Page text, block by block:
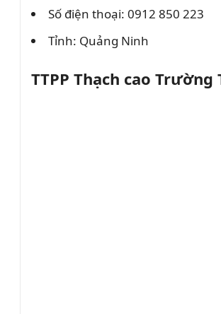
Số điện thoại: 0912 850 223
Tỉnh: Quảng Ninh
TTPP Thạch cao Trường